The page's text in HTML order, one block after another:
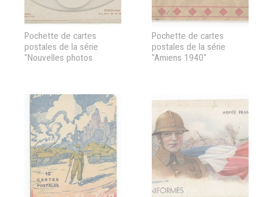
Pochette de cartes
postales de la série
"Nouvelles photos
Pochette de cartes
postales de la série
"Amiens 1940"